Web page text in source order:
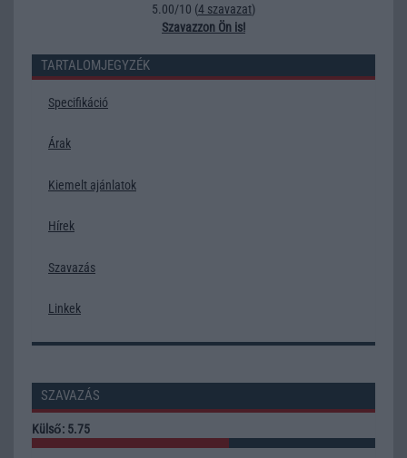
5.00/10 (4 szavazat)
Szavazzon Ön is!
TARTALOMJEGYZÉK
Specifikáció
Árak
Kiemelt ajánlatok
Hírek
Szavazás
Linkek
SZAVAZÁS
Külső: 5.75